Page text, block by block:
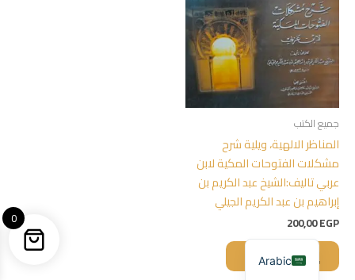
جميع الكتب
المناظر الالهية، ويلية شرح
مشكلات الفتوحات المكية لابن
عربي تاليف:الشيخ عبد الكريم بن
إبراهيم بن عبد الكريم الجيلي
200,00EGP
إضافة إلى السلة
0
Arabic